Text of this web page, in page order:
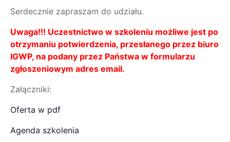
Serdecznie zapraszam do udziału.
Uwaga!!! Uczestnictwo w szkoleniu możliwe jest po
otrzymaniu potwierdzenia, przesłanego przez biuro
IGWP, na podany przez Państwa w formularzu
zgłoszeniowym adres email.
Załączniki:
Oferta w pdf
Agenda szkolenia